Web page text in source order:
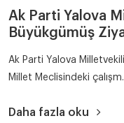
Ak Parti Yalova
Büyükgümüş
Ak Parti Yalova
Millet Meclisindeki
Daha fazla oku